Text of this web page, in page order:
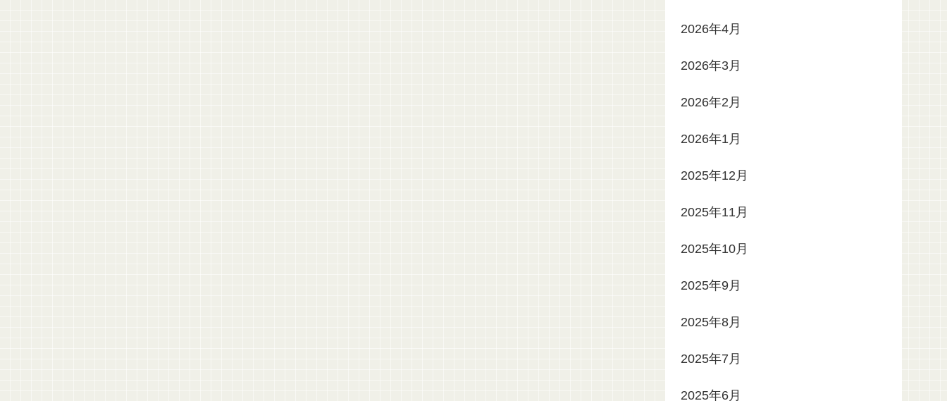
2026年4月
2026年3月
2026年2月
2026年1月
2025年12月
2025年11月
2025年10月
2025年9月
2025年8月
2025年7月
2025年6月